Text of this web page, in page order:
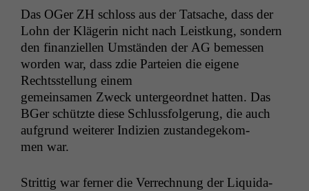
Das OGer ZH schloss aus der Tat­sache, dass der
Lohn der Klägerin nicht nach Leistkung, son­dern
den finanziellen Umstän­den der AG bemessen
wor­den war, dass zdie Parteien die eigene
Rechtsstel­lung einem
gemein­samen Zweck unter­ge­ord­net hat­ten. Das
BGer schützte diese Schlussfol­gerung, die auch
auf­grund weit­er­er Indizien zus­tandegekom­
men war.
Strit­tig war fern­er die Ver­rech­nung der Liq­ui­da­